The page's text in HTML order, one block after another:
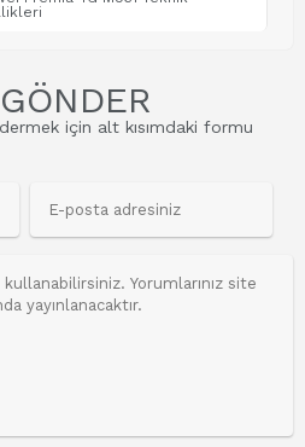
için alt kısımdaki formu